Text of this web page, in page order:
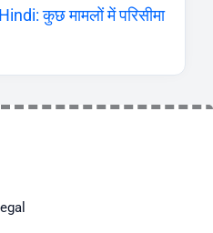
कुछ मामलों में परिसीमा